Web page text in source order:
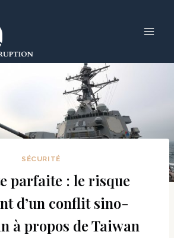
SÉCURITÉ
parfaite : le risque
d’un conflit sino-
à propos de Taiwan